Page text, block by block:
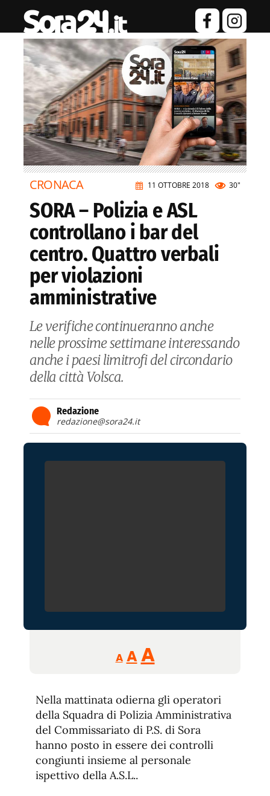
11 OTTOBRE 2018 30"
CRONACA
SORA – Polizia e ASL
controllano i bar del
centro. Quattro verbali
per violazioni
amministrative
Le verifiche continueranno anche
nelle prossime settimane interessando
anche i paesi limitrofi del circondario
della città Volsca.
Redazione
redazione@sora24.it
A
Reducir
tamaño
A Restablecer
fuente
AAumentar
de
fuente.
Nella mattinata odierna gli operatori
della Squadra di Polizia Amministrativa
del Commissariato di P.S. di Sora
hanno posto in essere dei controlli
congiunti insieme al personale
ispettivo della A.S.L..